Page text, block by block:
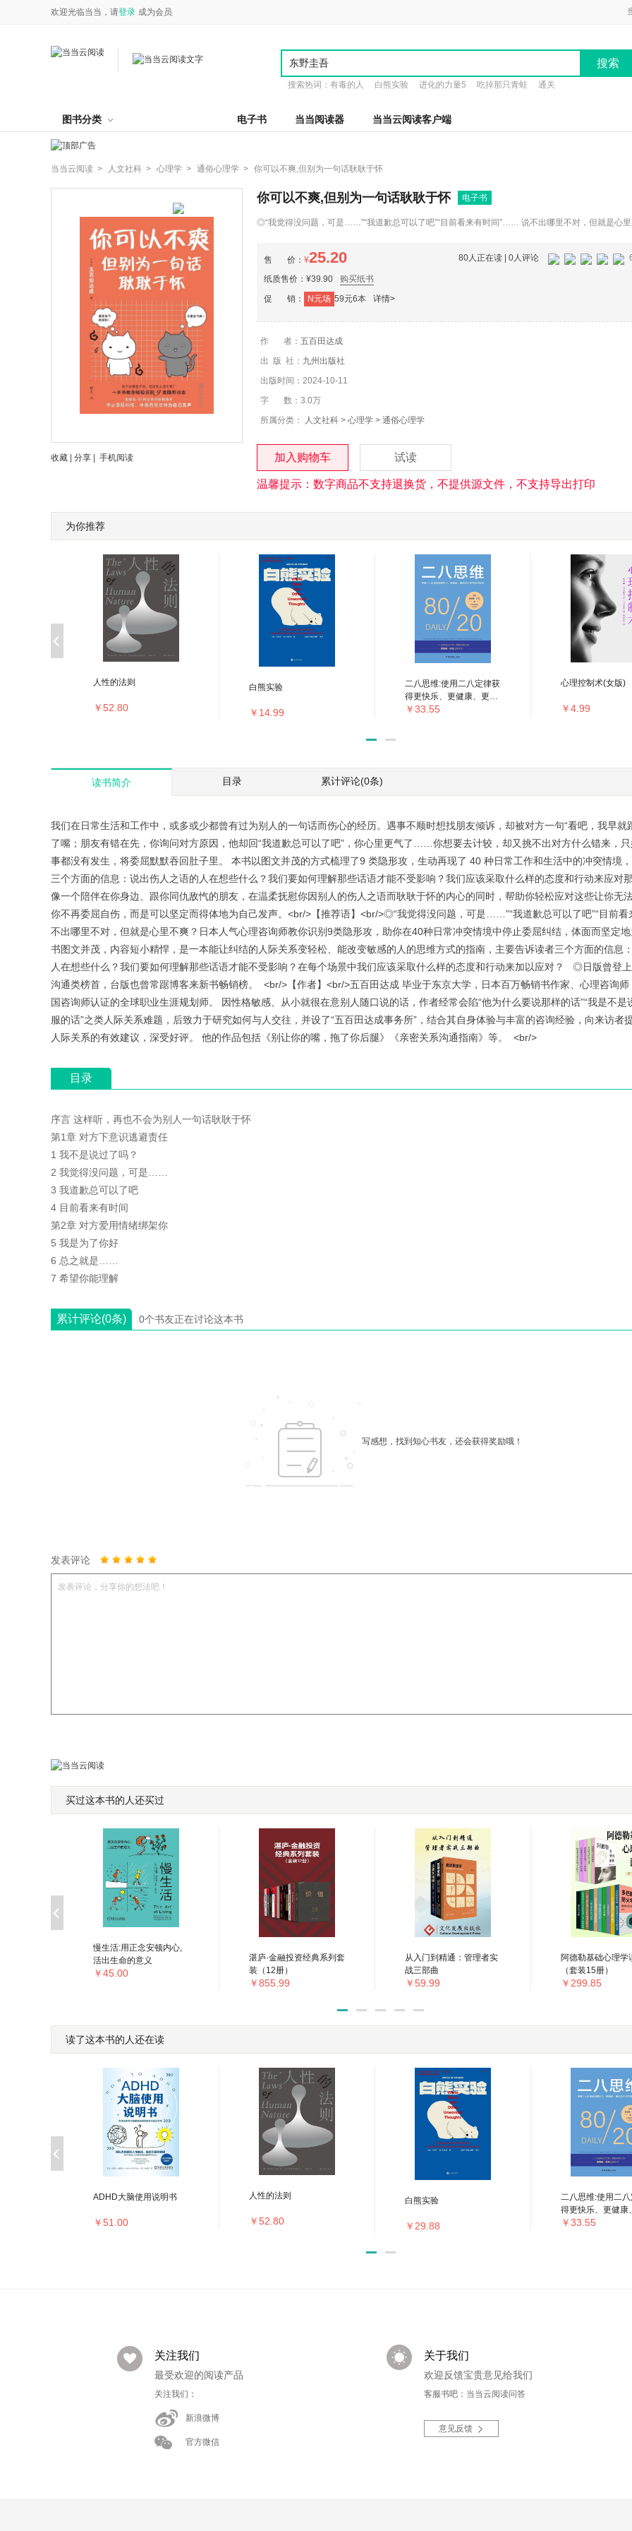
欢迎光临当当，请登录 成为会员
搜索
搜索热词： 有毒的人 白熊实验 进化的力量5 吃掉那只青蛙 通关
图书分类 电子书 当当阅读器 当当云阅读客户端
当当云阅读 > 人文社科 > 心理学 > 通俗心理学 > 你可以不爽,但别为一句话耿耿于怀
收藏 分享 手机阅读
你可以不爽,但别为一句话耿耿于怀 电子书
◎“我觉得没问题，可是……”“我道歉总可以了吧”“目前看来有时间”…… 说不出哪里不对，但就是心
伤人之语的人在想些什么？我们要如何理解那些话语才能不受影响？在每个场景中我们应该采取什
以应对？
售 价： ¥25.20
纸质售价：¥39.90 购买纸书
80人正在读 | 0人评论
促 销： N元场 59元6本 详情>
作 者： 五百田达成
出 版 社： 九州出版社
出版时间：2024-10-11
字 数：3.0万
所属分类：
人文社科 > 心理学 > 通俗心理学
加入购物车 试读
温馨提示：数字商品不支持退换货，不提供源文件，不支持导出打印
为你推荐
人性的法则
￥52.80
白熊实验
￥14.99
二八思维:使用二八定律获
得更快乐、更健康、更成
功生活的每日指南
￥33.55
心理控制术(女版)
￥4.99
读书简介 目录 累计评论(0条)
我们在日常生活和工作中，或多或少都曾有过为别人的一句话而伤心的经历。遇事不顺时想找朋友倾诉，却被对方一句“看吧，我早就
了嘴；朋友有错在先，你询问对方原因，他却回“我道歉总可以了吧”，你心里更气了……你想要去计较，却又挑不出对方什么错来，
事都没有发生，将委屈默默吞回肚子里。 本书以图文并茂的方式梳理了9 类隐形攻，生动再现了 40 种日常工作和生活中的冲突情境
三个方面的信息：说出伤人之语的人在想些什么？我们要如何理解那些话语才能不受影响？我们应该采取什么样的态度和行动来应对
像一个陪伴在你身边、跟你同仇敌忾的朋友，在温柔抚慰你因别人的伤人之语而耿耿于怀的内心的同时，帮助你轻松应对这些让你无
你不再委屈自伤，而是可以坚定而得体地为自己发声。<br/>【推荐语】<br/>◎“我觉得没问题，可是……”“我道歉总可以了吧”“目前
不出哪里不对，但就是心里不爽？日本人气心理咨询师教你识别9类隐形攻，助你在40种日常冲突情境中停止委屈纠结，体面而坚
书图文并茂，内容短小精悍，是一本能让纠结的人际关系变轻松、能改变敏感的人的思维方式的指南，主要告诉读者三个方面的信息
人在想些什么？我们要如何理解那些话语才能不受影响？在每个场景中我们应该采取什么样的态度和行动来加以应对？ ◎日版曾登
沟通类榜首，台版也曾常踞博客来新书畅销榜。 <br/>【作者】<br/>五百田达成 毕业于东京大学，日本百万畅销书作家、心理咨询
国咨询师认证的全球职业生涯规划师。 因性格敏感、从小就很在意别人随口说的话，作者经常会陷“他为什么要说那样的话”“我是不是
服的话”之类人际关系难题，后致力于研究如何与人交往，并设了“五百田达成事务所”，结合其自身体验与丰富的咨询经验，向来访者
人际关系的有效建议，深受好评。 他的作品包括《别让你的嘴，拖了你后腿》《亲密关系沟通指南》等。 <br/>
目录
序言 这样听，再也不会为别人一句话耿耿于怀
第1章 对方下意识逃避责任
1 我不是说过了吗？
2 我觉得没问题，可是……
3 我道歉总可以了吧
4 目前看来有时间
第2章 对方爱用情绪绑架你
5 我是为了你好
6 总之就是……
7 希望你能理解
累计评论(0条) 0个书友正在讨论这本书
写感想，找到知心书友，还会获得奖励哦！
发表评论
发表评论，分享你的想法吧！
买过这本书的人还买过
慢生活:用正念安顿内心,
活出生命的意义
￥45.00
湛庐·金融投资经典系列套
装（12册）
￥855.99
从入门到精通：管理者实
战三部曲
￥59.99
阿德勒基础心理学
（套装15册）
￥299.85
读了这本书的人还在读
ADHD大脑使用说明书
￥51.00
人性的法则
￥52.80
白熊实验
￥29.88
二八思维:使用二
得更快乐、更健康
功生活的每日指南
￥33.55
关注我们
最受欢迎的阅读产品
关注我们：
新浪微博
官方微信
关于我们
欢迎反馈宝贵意见给我们
客服书吧：当当云阅读问答
意见反馈